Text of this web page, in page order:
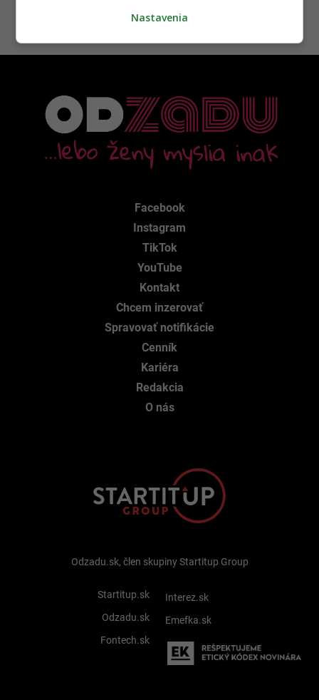
Facebook
Instagram
TikTok
YouTube
Kontakt
Chcem inzerovať
Spravovať notifikácie
Cenník
Kariéra
Redakcia
O nás
Odzadu.sk, člen skupiny Startitup Group
Startitup.sk
Odzadu.sk
Fontech.sk
Interez.sk
Emefka.sk
Nastavenia